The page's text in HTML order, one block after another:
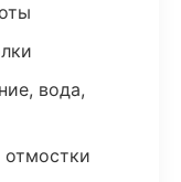
вода,
отмостки